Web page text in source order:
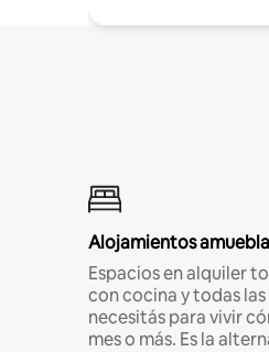
Alojamientos
Espacios en alquiler
con cocina y todas
necesitás para vivir
mes o más. Es la